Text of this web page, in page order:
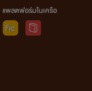
แพลตฟอร์มในเครือ